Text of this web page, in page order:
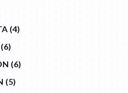
44
PRODUCTS
66
PRODUCTS
66
PRODUCTS
55
PRODUCTS